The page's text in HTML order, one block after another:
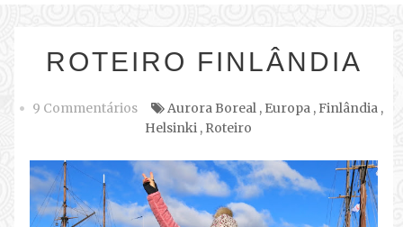
ROTEIRO FINLÂNDIA
9 Commentários Aurora Boreal , Europa , Finlândia ,
Helsinki , Roteiro